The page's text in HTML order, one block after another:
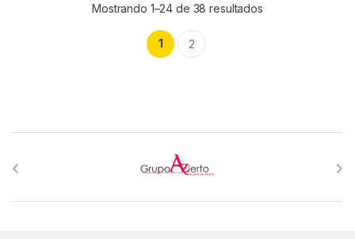
Mostrando 1–24 de 38 resultados
1 2